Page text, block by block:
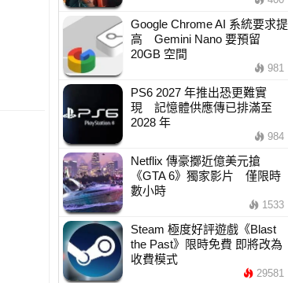
Google Chrome AI 系統要求提
高 Gemini Nano 要預留
20GB 空間
981
PS6 2027 年推出恐更難實
現 記憶體供應傳已排滿至
2028 年
984
Netflix 傳豪擲近億美元搶
《GTA 6》獨家影片 僅限時
數小時
1533
Steam 極度好評遊戲《Blast
the Past》限時免費 即將改為
收費模式
29581